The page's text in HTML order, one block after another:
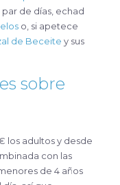
par de días, echad
o, si apetece
de Beceite y sus
sobre
los adultos y desde
con las
de 4 años